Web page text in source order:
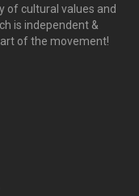
of cultural values and
is independent &
of the movement!